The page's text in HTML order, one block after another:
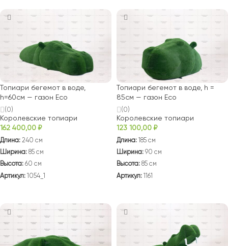
Топиари бегемот в воде,
h=60см — газон Есо
(0)
Королевские топиари
162 400,00₽
Длина: 240 см
Ширина: 85 см
Высота: 60 см
Артикул: 1054_1
Топиари бегемот в водe, h =
85см — газон Есо
(0)
Королевские топиари
123 100,00₽
Длина: 185 см
Ширина: 90 см
Высота: 85 см
Артикул: 1161